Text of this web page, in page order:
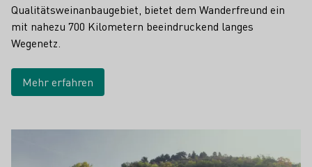
Qualitätsweinanbaugebiet, bietet dem Wanderfreund ein
mit nahezu 700 Kilometern beeindruckend langes
Wegenetz.
Mehr erfahren